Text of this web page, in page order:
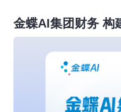
金蝶AI集团财务 构